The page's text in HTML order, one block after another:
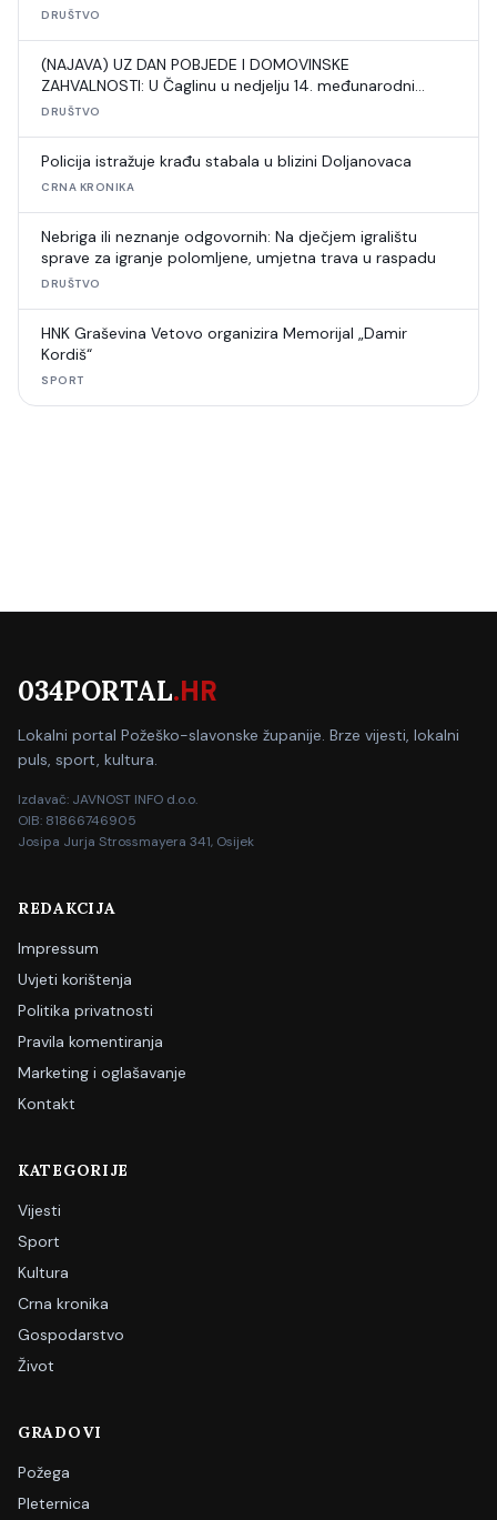
DRUŠTVO
(NAJAVA) UZ DAN POBJEDE I DOMOVINSKE
ZAHVALNOSTI: U Čaglinu u nedjelju 14. međunarodni
šahovski turnir
DRUŠTVO
Policija istražuje krađu stabala u blizini Doljanovaca
CRNA KRONIKA
Nebriga ili neznanje odgovornih: Na dječjem igralištu
sprave za igranje polomljene, umjetna trava u raspadu
DRUŠTVO
HNK Graševina Vetovo organizira Memorijal „Damir
Kordiš“
SPORT
034PORTAL.HR
Lokalni portal Požeško-slavonske županije. Brze vijesti, lokalni
puls, sport, kultura.
Izdavač: JAVNOST INFO d.o.o.
OIB: 81866746905
Josipa Jurja Strossmayera 341, Osijek
REDAKCIJA
Impressum
Uvjeti korištenja
Politika privatnosti
Pravila komentiranja
Marketing i oglašavanje
Kontakt
KATEGORIJE
Vijesti
Sport
Kultura
Crna kronika
Gospodarstvo
Život
GRADOVI
Požega
Pleternica